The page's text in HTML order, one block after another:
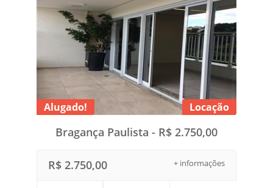
Locação
Alugado!
Bragança Paulista - R$ 2.750,00
+ informações
R$ 2.750,00